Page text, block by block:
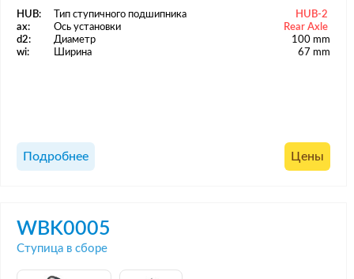
HUB: Тип ступичного подшипника
HUB-2
ax:
Ось установки
Rear Axle
d2:
Диаметр
100 mm
wi:
Ширина 67 mm
Подробнее Цены
WBK0005
Ступица в сборе